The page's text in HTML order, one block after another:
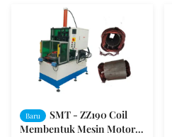
Baru
SMT - ZZ190 Coil
Membentuk Mesin Motor